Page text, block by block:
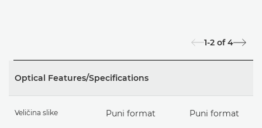
1-2 of 4
Optical Features/Specifications
Veličina slike Puni format Puni format